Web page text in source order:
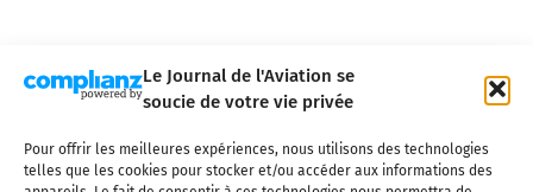
Le Journal de l'Aviation se
soucie de votre vie privée
Pour offrir les meilleures expériences, nous utilisons des technologies
telles que les cookies pour stocker et/ou accéder aux informations des
Qui sommes-nous ? Nous contacter
Partenaires
Mentions légales
CGV Politique de confidentialité Cookies